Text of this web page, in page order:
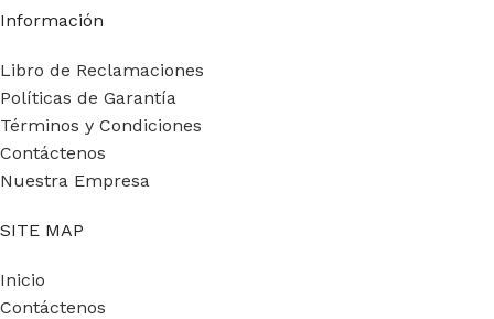
Información
Libro de Reclamaciones
Políticas de Garantía
Términos y Condiciones
Contáctenos
Nuestra Empresa
SITE MAP
Inicio
Contáctenos